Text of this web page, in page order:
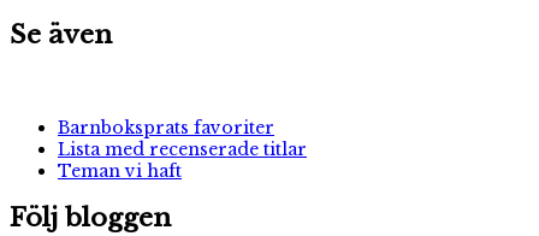
Se även
Barnboksprats favoriter
Lista med recenserade titlar
Teman vi haft
Följ bloggen